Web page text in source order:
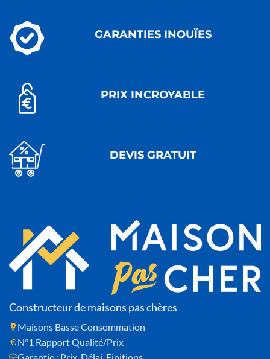
GARANTIES INOUÏES
PRIX INCROYABLE
DEVIS GRATUIT
Constructeur de maisons pas chères
Maisons Basse Consommation
N°1 Rapport Qualité/Prix